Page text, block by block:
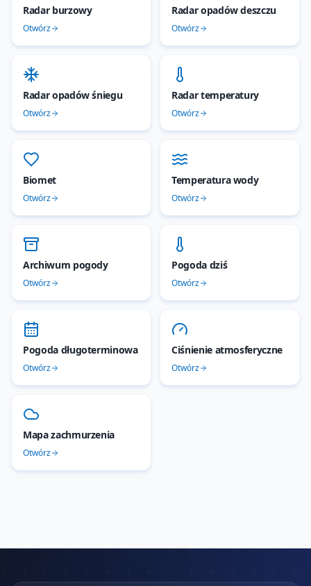
Radar burzowy
Otwórz
Radar opadów deszczu
Otwórz
Radar opadów śniegu
Otwórz
Radar temperatury
Otwórz
Biomet
Otwórz
Temperatura wody
Otwórz
Archiwum pogody
Otwórz
Pogoda dziś
Otwórz
Pogoda długoterminowa
Otwórz
Ciśnienie atmosferyczne
Otwórz
Mapa zachmurzenia
Otwórz